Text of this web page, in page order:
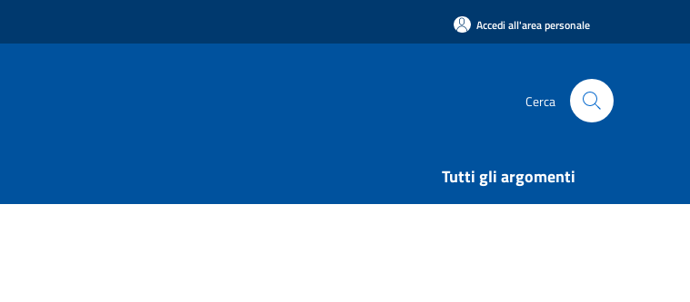
Accedi all'area personale
Cerca
Tutti gli argomenti